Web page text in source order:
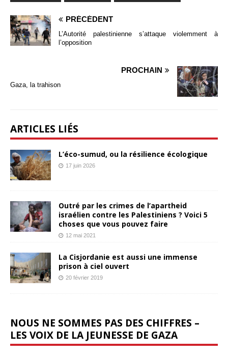
PRÉCÉDENT
L’Autorité palestinienne s’attaque violemment à
l’opposition
PROCHAIN
Gaza, la trahison
ARTICLES LIÉS
L’éco-sumud, ou la résilience écologique
17 juin 2026
Outré par les crimes de l’apartheid
israélien contre les Palestiniens ? Voici 5
choses que vous pouvez faire
12 mai 2021
La Cisjordanie est aussi une immense
prison à ciel ouvert
20 février 2019
NOUS NE SOMMES PAS DES CHIFFRES –
LES VOIX DE LA JEUNESSE DE GAZA